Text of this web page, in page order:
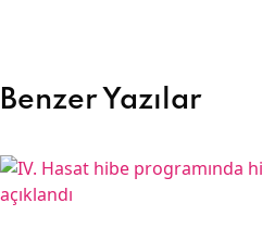
Benzer Yazılar